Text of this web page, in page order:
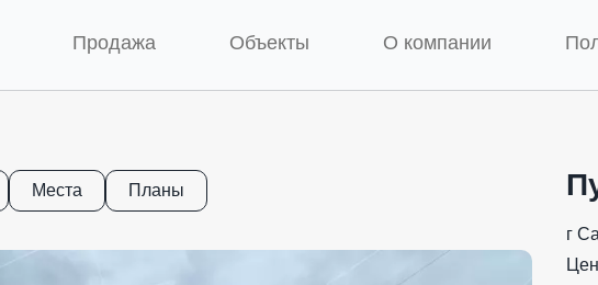
Продажа Объекты О компании
Места Планы
г